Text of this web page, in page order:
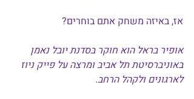
אז, באיזה משחק אתם בוחרים?
אופיר בראל הוא חוקר בסדנת יובל נאמן
באוניברסיטת תל אביב ומרצה על פייק ניוז
לארגונים ולקהל הרחב.